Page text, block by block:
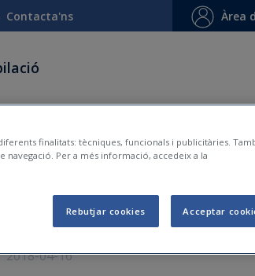
Contacta'ns Àrea
de la DGT
2018-04-16
finalitats: tècniques, funcionals i publicitàries.
navegació. Per a més informació, accedeix a la
Rebutjar cookies Acceptar